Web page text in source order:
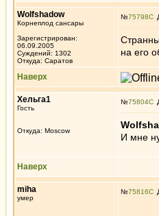
Wolfshadow
Корнеплод сансары
Зарегистрирован:
06.09.2005
Суждений: 1302
Откуда: Саратов
№75798
на его
Наверх
Хельга1
Гость
Откуда: Moscow
№75804
И мне
Наверх
miha
умер
№75816